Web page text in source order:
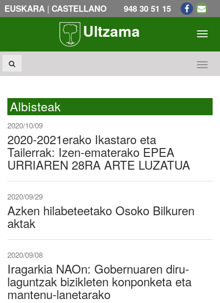
EUSKARA | CASTELLANO 948 30 51 15
Ultzama
Albisteak
2020/10/09
2020-2021erako Ikastaro eta
Tailerrak: Izen-ematerako EPEA
URRIAREN 28RA ARTE LUZATUA
2020/09/29
Azken hilabeteetako Osoko Bilkuren
aktak
2020/09/08
Iragarkia NAOn: Gobernuaren diru-
laguntzak bizikleten konponketa eta
mantenu-lanetarako